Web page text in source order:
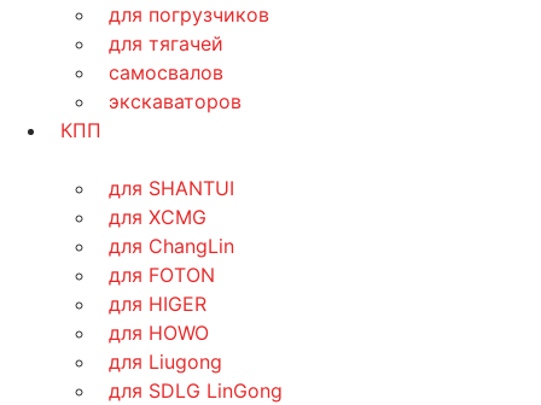
для погрузчиков
для тягачей
самосвалов
экскаваторов
КПП
для SHANTUI
для XCMG
для ChangLin
для FOTON
для HIGER
для HOWO
для Liugong
для SDLG LinGong